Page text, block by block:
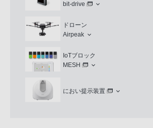
bit-drive
ドローン
Airpeak
IoTブロック
MESH
におい提示装置